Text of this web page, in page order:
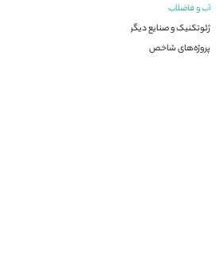
آب و فاضلاب
ژئوتکنیک و صنایع دیگر
پروژه‌های شاخص